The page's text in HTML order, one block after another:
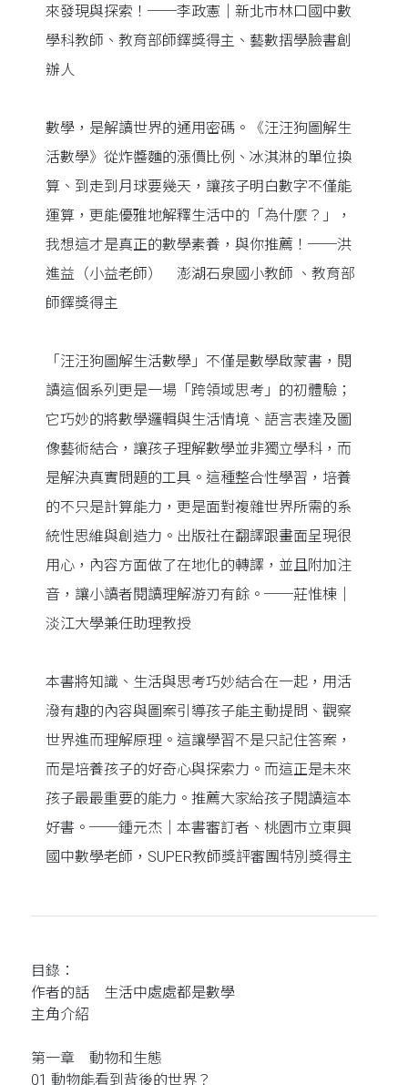
來發現與探索！──李政憲｜新北市林口國中數
學科教師、教育部師鐸獎得主、藝數摺學臉書創
辦人
數學，是解讀世界的通用密碼。《汪汪狗圖解生
活數學》從炸醬麵的漲價比例、冰淇淋的單位換
算、到走到月球要幾天，讓孩子明白數字不僅能
運算，更能優雅地解釋生活中的「為什麼？」，
我想這才是真正的數學素養，與你推薦！──洪
進益（小益老師） 澎湖石泉國小教師 、教育部
師鐸獎得主
「汪汪狗圖解生活數學」不僅是數學啟蒙書，閱
讀這個系列更是一場「跨領域思考」的初體驗；
它巧妙的將數學邏輯與生活情境、語言表達及圖
像藝術結合，讓孩子理解數學並非獨立學科，而
是解決真實問題的工具。這種整合性學習，培養
的不只是計算能力，更是面對複雜世界所需的系
統性思維與創造力。出版社在翻譯跟畫面呈現很
用心，內容方面做了在地化的轉譯，並且附加注
音，讓小讀者閱讀理解游刃有餘。──莊惟棟｜
淡江大學兼任助理教授
本書將知識、生活與思考巧妙結合在一起，用活
潑有趣的內容與圖案引導孩子能主動提問、觀察
世界進而理解原理。這讓學習不是只記住答案，
而是培養孩子的好奇心與探索力。而這正是未來
孩子最最重要的能力。推薦大家給孩子閱讀這本
好書。──鍾元杰｜本書審訂者、桃園市立東興
國中數學老師，SUPER教師獎評審團特別獎得主
目錄：
作者的話 生活中處處都是數學
主角介紹
第一章 動物和生態
01 動物能看到背後的世界？